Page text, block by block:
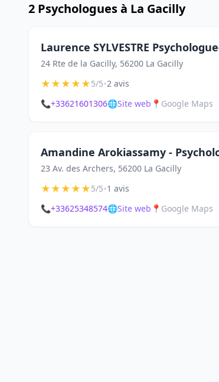
2 Psychologues à La Gacilly
Laurence SYLVESTRE
24 Rte de la Gacilly, 56200 La Gacilly
★★★★★5/5•2 avis
📞+33621601306🌐Site web 📍 Google Maps
Amandine Arokiassamy -
23 Av. des Archers, 56200 La Gacilly
★★★★★5/5•1 avis
📞+33625348574🌐Site web 📍 Google Maps